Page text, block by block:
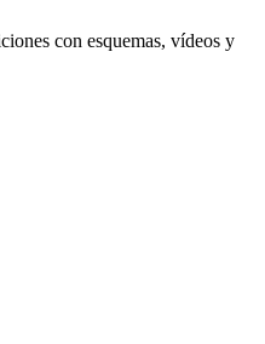
con esquemas, vídeos y